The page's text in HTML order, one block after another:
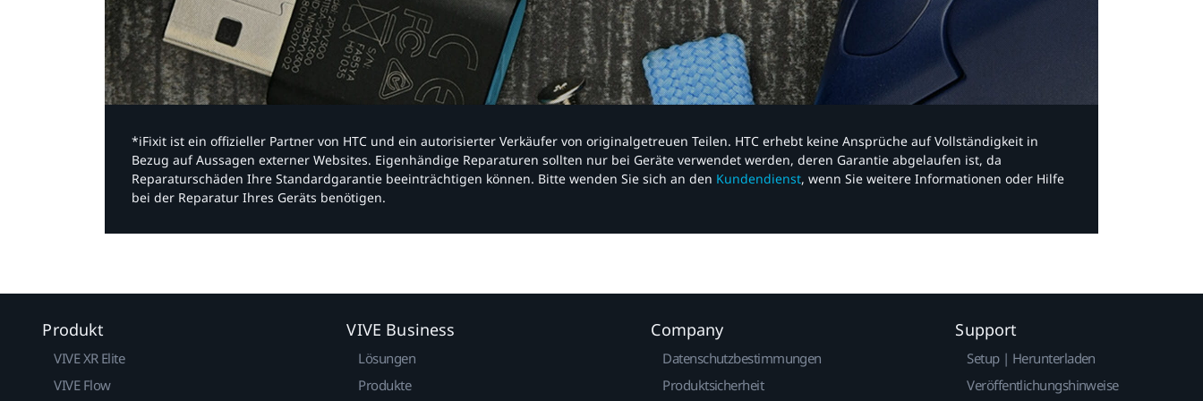
*iFixit ist ein offizieller Partner von HTC und ein autorisierter Verkäufer von originalgetreuen Teilen. HTC erhebt keine Ansprüche auf Vollständigkeit in
Bezug auf Aussagen externer Websites. Eigenhändige Reparaturen sollten nur bei Geräte verwendet werden, deren Garantie abgelaufen ist, da
Reparaturschäden Ihre Standardgarantie beeinträchtigen können. Bitte wenden Sie sich an den Kundendienst, wenn Sie weitere Informationen oder Hilfe
bei der Reparatur Ihres Geräts benötigen.​
Produkt
VIVE XR Elite
VIVE Flow
VIVE Business
Lösungen
Produkte
Company
Datenschutzbestimmungen
Produktsicherheit
Support
Setup | Herunterladen
Veröffentlichungshinweise